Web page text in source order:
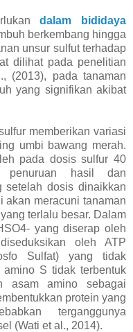
dalam bididaya
berkembang hingga
unsur sulfut terhadap
dilihat pada penelitian
(2013), pada tanaman
yang signifikan akibat
memberikan variasi
umbi bawang merah.
pada dosis sulfur 40
penuruan hasil dan
setelah dosis dinaikkan
akan meracuni tanaman
terlalu besar. Dalam
yang diserap oleh
oleh ATP
Sulfat) yang tidak
amino S tidak terbentuk
asam amino sebagai
protein yang
terganggunya
(Wati et al., 2014).